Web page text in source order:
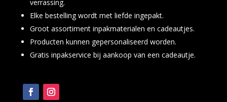
verrassing.
Elke bestelling wordt met liefde ingepakt.
Groot assortiment inpakmaterialen en cadeautjes.
Producten kunnen gepersonaliseerd worden.
Gratis inpakservice bij aankoop van een cadeautje.